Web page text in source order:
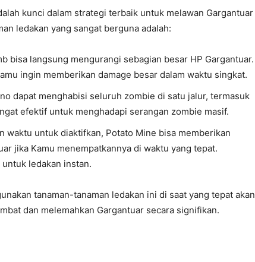
kunci dalam strategi terbaik untuk melawan Gargantuar
ledakan yang sangat berguna adalah:
bisa langsung mengurangi sebagian besar HP Gargantuar.
ingin memberikan damage besar dalam waktu singkat.
dapat menghabisi seluruh zombie di satu jalur, termasuk
efektif untuk menghadapi serangan zombie masif.
waktu untuk diaktifkan, Potato Mine bisa memberikan
jika Kamu menempatkannya di waktu yang tepat.
ledakan instan.
tanaman-tanaman ledakan ini di saat yang tepat akan
dan melemahkan Gargantuar secara signifikan.